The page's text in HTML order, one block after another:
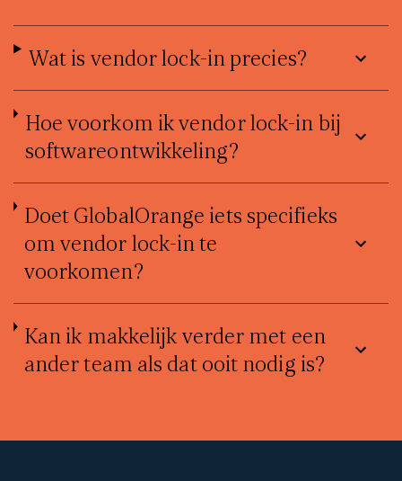
Wat is vendor lock-in precies?
Hoe voorkom ik vendor lock-in bij
softwareontwikkeling?
Doet GlobalOrange iets specifieks
om vendor lock-in te
voorkomen?
Kan ik makkelijk verder met een
ander team als dat ooit nodig is?